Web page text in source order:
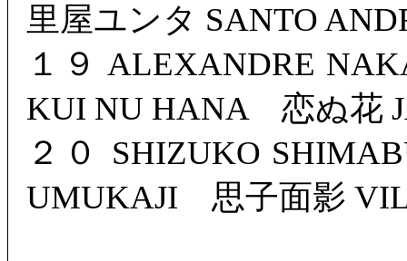
里屋ユンタ SANTO
１９ ALEXANDRE
KUI NU HANA 恋ぬ花
２０ SHIZUKO
UMUKAJI 思子面影